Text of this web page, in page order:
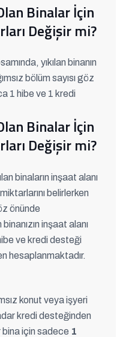
Binalar İçin
Değişir mi?
yıkılan binanın
bölüm sayısı göz
1 hibe ve 1 kredi
Binalar İçin
Değişir mi?
binaların inşaat alanı
belirlerken
önünde
inşaat alanı
ve kredi desteği
hesaplanmaktadır.
konut veya işyeri
kredi desteğinden
için sadece 1